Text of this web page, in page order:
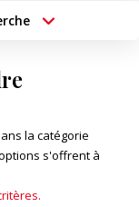
de critères
la catégorie
s'offrent à